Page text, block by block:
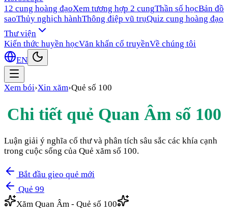
12 cung hoàng đạoXem tương hợp 2 cungThần số họcBản đồ
saoThủy nghịch hànhThông điệp vũ trụQuiz cung hoàng đạo
Thư viện
Kiến thức huyền họcVăn khấn cổ truyềnVề chúng tôi
EN
Xem bói›Xin xăm›Quẻ số 100
Chi tiết quẻ Quan Âm số 100
Luận giải ý nghĩa cổ thư và phân tích sâu sắc các khía cạnh
trong cuộc sống của Quẻ xăm số 100.
Bắt đầu gieo quẻ mới
Quẻ 99
Xăm Quan Âm - Quẻ số 100